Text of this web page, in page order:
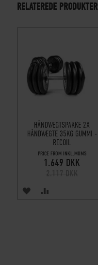
RELATEREDE PRODUKTER
HÅNDVÆGTSPAKKE 2X
HÅNDVÆGTE 35KG GUMMI -
RECOIL
PRICE FROM INKL.MOMS
1.649 DKK
2.117 DKK
TILFØJ